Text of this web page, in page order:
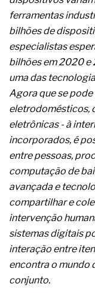
A
Os
O
As
calvície
Os
O
morte
O
de
O
As
A
ferramentas
bilhões de
especialistas
bilhões em 2020 e
uma das
Agora que se
eletrodomésticos,
eletrônicas - à
incorporados, é
entre pessoas,
computação de
avançada e
compartilhar e
intervenção
sistemas digitais
interação entre
encontra o mundo
conjunto.